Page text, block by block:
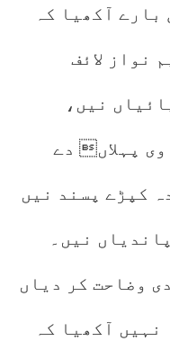
بارے آکھیا کہ
نواز لائف
نیں،
پہلاں دے
کپڑے پسند نیں
نیں۔
وضاحت کر دیاں
آکھیا کہ